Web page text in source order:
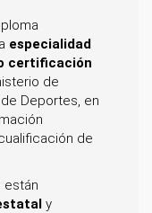
especialidad
certificación
de
Deportes, en
de
están
y